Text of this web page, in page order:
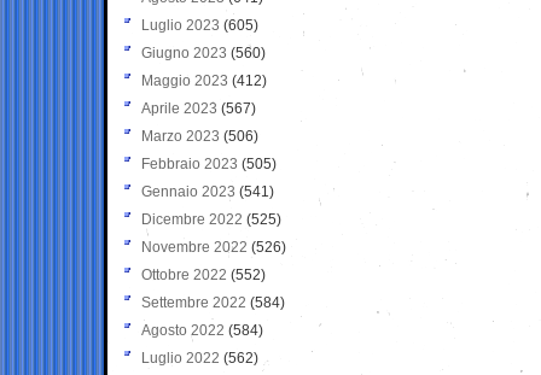
Luglio 2023 (605)
Giugno 2023 (560)
Maggio 2023 (412)
Aprile 2023 (567)
Marzo 2023 (506)
Febbraio 2023 (505)
Gennaio 2023 (541)
Dicembre 2022 (525)
Novembre 2022 (526)
Ottobre 2022 (552)
Settembre 2022 (584)
Agosto 2022 (584)
Luglio 2022 (562)